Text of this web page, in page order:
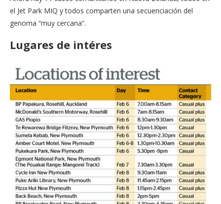
el Jet Park MIQ y todos comparten una secuenciación del
genoma “muy cercana”.
Lugares de intéres